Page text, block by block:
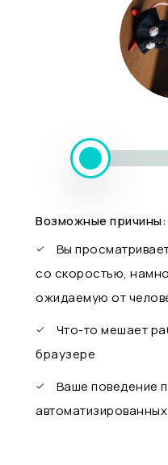
Возможные причины:
Вы
со скоростью,
ожидаемую от
Что-то мешает
браузере
Ваше поведение